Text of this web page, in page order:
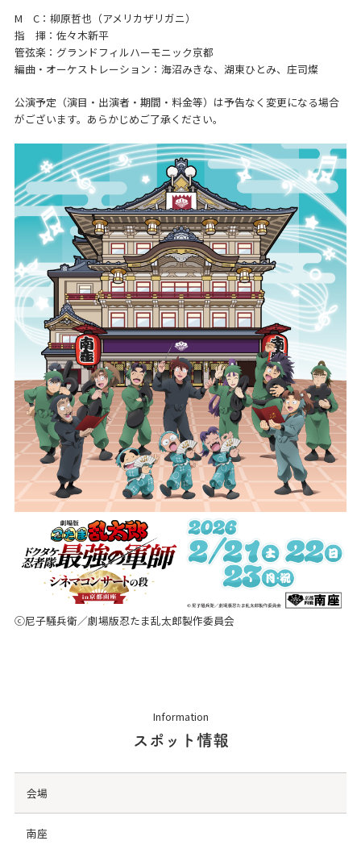
M C：柳原哲也（アメリカザリガニ）
指 揮：佐々木新平
管弦楽：グランドフィルハーモニック京都
編曲・オーケストレーション：海沼みきな、湖東ひとみ、庄司燦
公演予定（演目・出演者・期間・料金等）は予告なく変更になる場合
がございます。あらかじめご了承ください。
ⓒ尼子騒兵衛／劇場版忍たま乱太郎製作委員会
Information
スポット情報
会場
南座